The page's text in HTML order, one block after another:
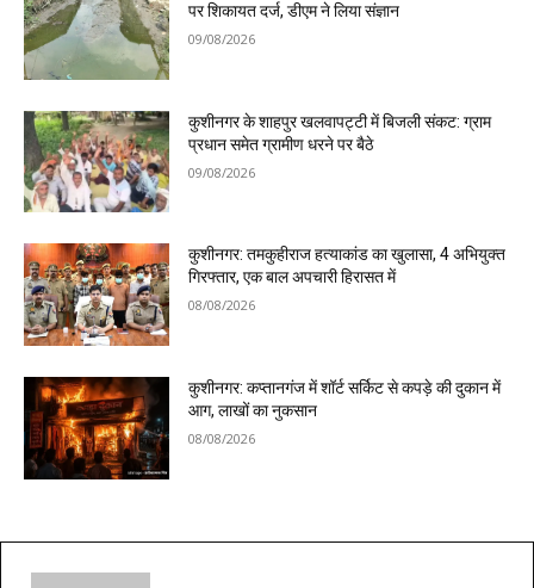
पर शिकायत दर्ज, डीएम ने लिया संज्ञान
09/08/2026
कुशीनगर के शाहपुर खलवापट्टी में बिजली संकट: ग्राम
प्रधान समेत ग्रामीण धरने पर बैठे
09/08/2026
कुशीनगर: तमकुहीराज हत्याकांड का खुलासा, 4 अभियुक्त
गिरफ्तार, एक बाल अपचारी हिरासत में
08/08/2026
कुशीनगर: कप्तानगंज में शॉर्ट सर्किट से कपड़े की दुकान में
आग, लाखों का नुकसान
08/08/2026